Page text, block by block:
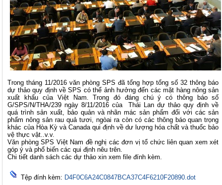
Trong tháng 11/2016 văn phòng SPS đã tổng hợp tổng số 32 thông báo
dự thảo quy định về SPS có thể ảnh hưởng đến các mặt hàng nông sản
xuất khẩu của Việt Nam. Trong đó đáng chú ý có thông báo số
G/SPS/N/THA/239 ngày 8/11/2016 của Thái Lan dự thảo quy định về
quá trình sản xuất, bảo quản và nhãn mác sản phẩm đối với các sản
phẩm nông sản rau quả tươi, ngòai ra còn có các thông báo quan trọng
khác của Hòa Kỳ và Canada qui định về dư lượng hóa chất và thuốc bảo
vệ thực vật..v.v.
Văn phòng SPS Việt Nam đề nghị các đơn vị tổ chức liên quan xem xét
góp ý và phổ biến các qui định nêu trên.
Chi tiết danh sách các dự thảo xin xem file đính kèm.
Tệp đính kèm: D4F0C6A24C0847BCA37C4F6210F20890.dot